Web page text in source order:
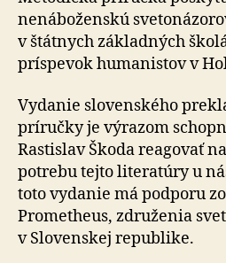
nenáboženskú
v štátnych základných
príspevok humanistov v
Vydanie slovenského
príručky je výrazom
Rastislav Škoda reagovať
potrebu tejto literatúry u
toto vydanie má podporu
Prometheus, združenia
v Slovenskej republike.